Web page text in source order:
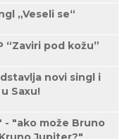
„Veseli se“
“Zaviri pod kožu”
novi singl i
Saxu!
- "ako može Bruno